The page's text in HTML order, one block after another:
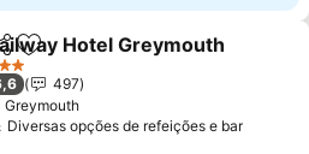
Adicionar aos favoritos
Hotel Greymouth
497
Greymouth
Diversas opções de refeições e bar